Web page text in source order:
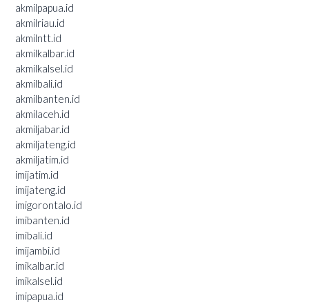
akmilpapua.id
akmilriau.id
akmilntt.id
akmilkalbar.id
akmilkalsel.id
akmilbali.id
akmilbanten.id
akmilaceh.id
akmiljabar.id
akmiljateng.id
akmiljatim.id
imijatim.id
imijateng.id
imigorontalo.id
imibanten.id
imibali.id
imijambi.id
imikalbar.id
imikalsel.id
imipapua.id